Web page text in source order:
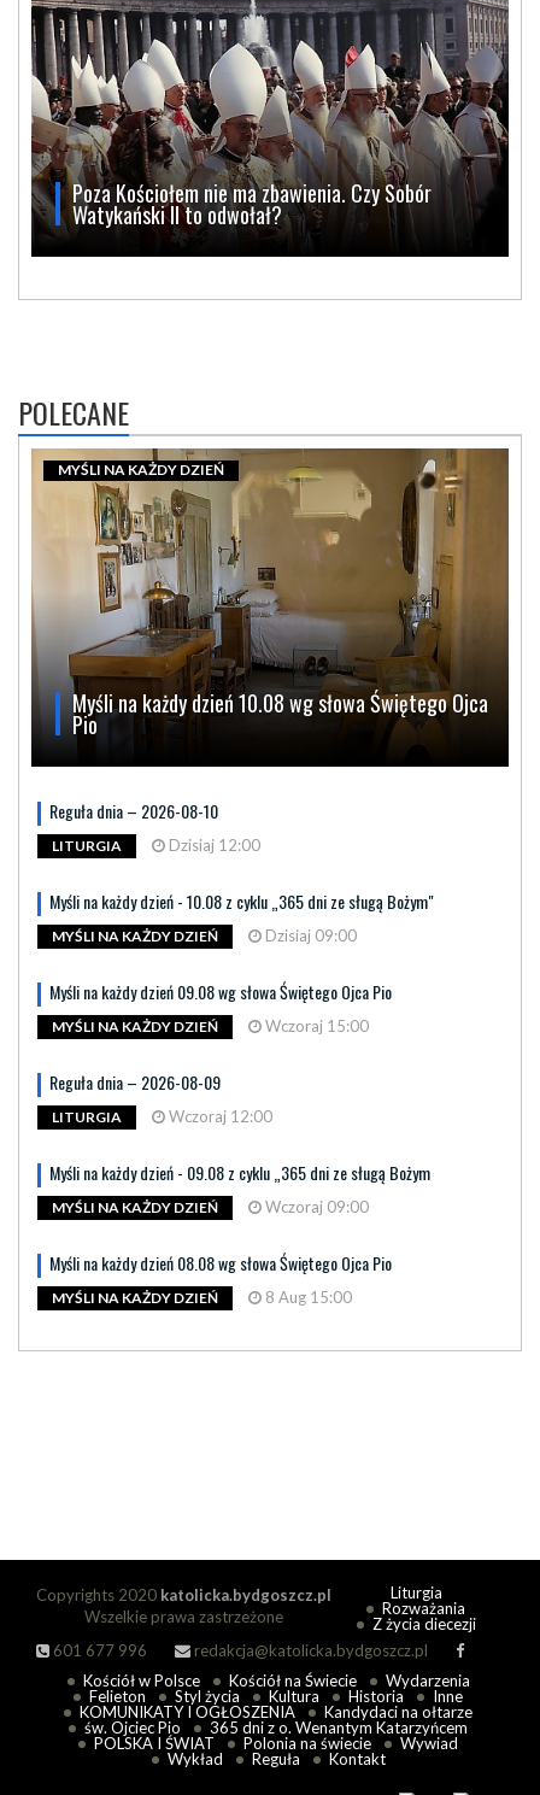
Poza Kościołem nie ma zbawienia. Czy Sobór
Watykański II to odwołał?
POLECANE
Myśli na każdy dzień 10.08 wg słowa Świętego Ojca
Pio
MYŚLI NA KAŻDY DZIEŃ
Reguła dnia – 2026-08-10
LITURGIA Dzisiaj 12:00
Myśli na każdy dzień - 10.08 z cyklu „365 dni ze sługą Bożym"
MYŚLI NA KAŻDY DZIEŃ Dzisiaj 09:00
Myśli na każdy dzień 09.08 wg słowa Świętego Ojca Pio
MYŚLI NA KAŻDY DZIEŃ Wczoraj 15:00
Reguła dnia – 2026-08-09
LITURGIA Wczoraj 12:00
Myśli na każdy dzień - 09.08 z cyklu „365 dni ze sługą Bożym
MYŚLI NA KAŻDY DZIEŃ Wczoraj 09:00
Myśli na każdy dzień 08.08 wg słowa Świętego Ojca Pio
MYŚLI NA KAŻDY DZIEŃ 8 Aug 15:00
Copyrights 2020 katolicka.bydgoszcz.pl
Wszelkie prawa zastrzeżone
601 677 996
redakcja@katolicka.bydgoszcz.pl
Liturgia
Rozważania
Z życia diecezji
Kościół w Polsce Kościół na Świecie
Wydarzenia
Felieton
Styl życia Kultura Historia
Inne
KOMUNIKATY I OGŁOSZENIA
Kandydaci na ołtarze
św. Ojciec Pio
365 dni z o. Wenantym Katarzyńcem
POLSKA I ŚWIAT
Polonia na świecie
Wywiad
Wykład
Reguła Kontakt